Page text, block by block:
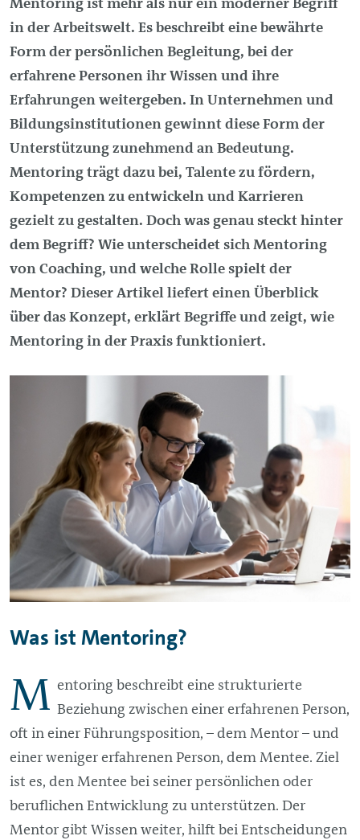
in der Arbeitswelt. Es beschreibt eine bewährte
Form der persönlichen Begleitung, bei der
erfahrene Personen ihr Wissen und ihre
Erfahrungen weitergeben. In Unternehmen und
Bildungsinstitutionen gewinnt diese Form der
Unterstützung zunehmend an Bedeutung.
Mentoring trägt dazu bei, Talente zu fördern,
Kompetenzen zu entwickeln und Karrieren
gezielt zu gestalten. Doch was genau steckt hinter
dem Begriff? Wie unterscheidet sich Mentoring
von Coaching, und welche Rolle spielt der
Mentor? Dieser Artikel liefert einen Überblick
über das Konzept, erklärt Begriffe und zeigt, wie
Mentoring in der Praxis funktioniert.
Was ist Mentoring?
M entoring beschreibt eine strukturierte
Beziehung zwischen einer erfahrenen Person,
oft in einer Führungsposition, – dem Mentor – und
einer weniger erfahrenen Person, dem Mentee. Ziel
ist es, den Mentee bei seiner persönlichen oder
beruflichen Entwicklung zu unterstützen. Der
Mentor gibt Wissen weiter, hilft bei Entscheidungen